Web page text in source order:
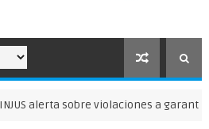
sobre violaciones a garantías